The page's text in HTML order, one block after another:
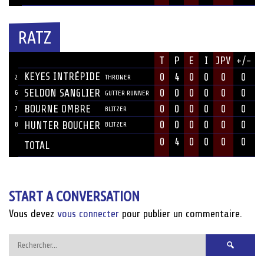
RATZ
T P E I JPV +/-
2 KEYES INTRÉPIDE THROWER 0 4 0 0 0 0
6 SELDON SANGLIER GUTTER RUNNER 0 0 0 0 0 0
7 BOURNE OMBRE BLITZER 0 0 0 0 0 0
8 HUNTER BOUCHER BLITZER 0 0 0 0 0
0
TOTAL
0 4 0 0 0 0
START A CONVERSATION
Vous devez vous connecter pour publier un commentaire.
Rechercher :